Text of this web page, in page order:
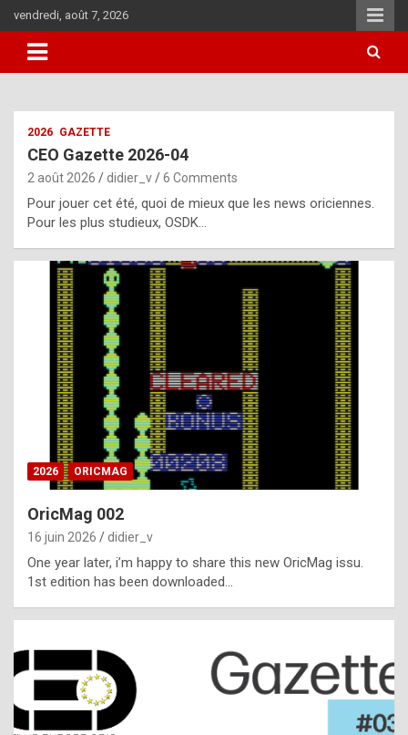
to
content
vendredi, août 7, 2026
i
u
l
y
d
i
ff
i
l
t
t
s
2026 GAZETTE
CEO Gazette 2026-04
2 août 2026 didier_v 6 Comments
Pour jouer cet été, quoi de mieux que les news oriciennes.
Pour les plus studieux, OSDK…
2026 ORICMAG
OricMag 002
16 juin 2026 didier_v
One year later, i’m happy to share this new OricMag issu.
1st edition has been downloaded…